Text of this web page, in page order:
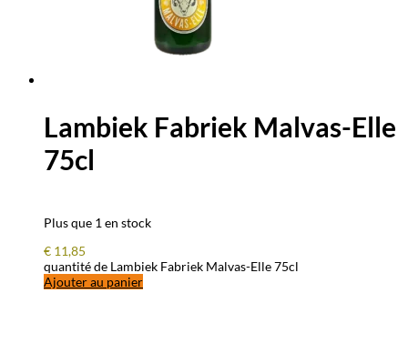
Lambiek Fabriek Malvas-Elle
75cl
Plus que 1 en stock
€ 11,85
quantité de Lambiek Fabriek Malvas-Elle 75cl
Ajouter au panier